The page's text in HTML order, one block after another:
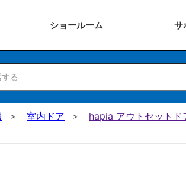
ショールーム サ
室内ドア
hapia アウトセットド